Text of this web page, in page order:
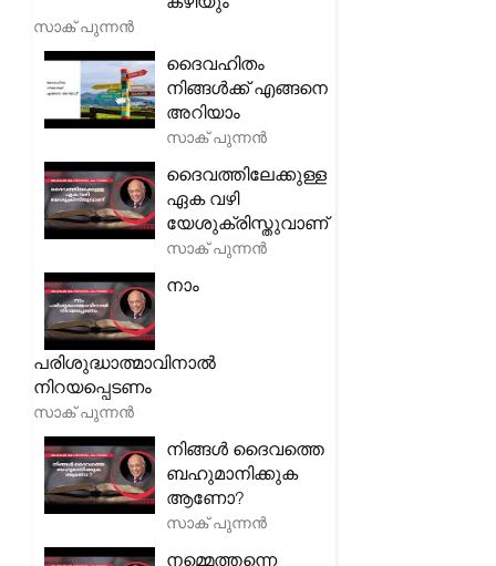
സാക് പുന്നൻ
ദൈവഹിതം
നിങ്ങൾക്ക് എങ്ങനെ
അറിയാം
സാക് പുന്നൻ
ദൈവത്തിലേക്കുള്ള
ഏക വഴി
യേശുക്രിസ്തുവാണ്
സാക് പുന്നൻ
നാം
പരിശുദ്ധാത്മാവിനാൽ
നിറയപ്പെടണം
സാക് പുന്നൻ
നിങ്ങൾ ദൈവത്തെ
ബഹുമാനിക്കുക
ആണോ?
സാക് പുന്നൻ
നമ്മെത്തന്നെ